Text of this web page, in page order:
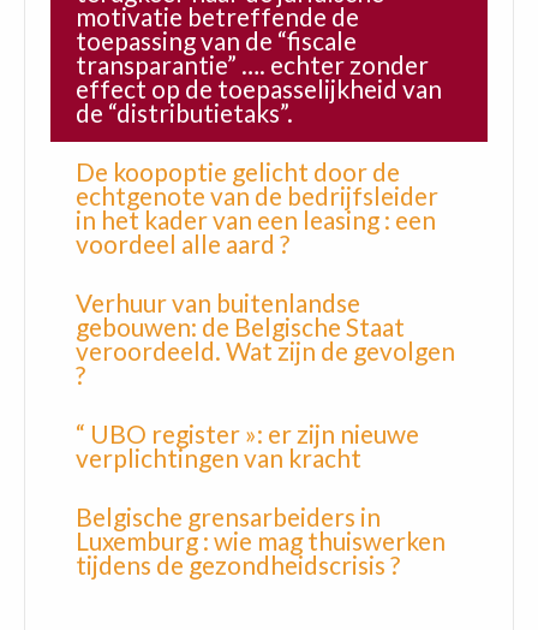
motivatie betreffende de
toepassing van de “fiscale
transparantie” …. echter zonder
effect op de toepasselijkheid van
de “distributietaks”.
De koopoptie gelicht door de
echtgenote van de bedrijfsleider
in het kader van een leasing : een
voordeel alle aard ?
Verhuur van buitenlandse
gebouwen: de Belgische Staat
veroordeeld. Wat zijn de gevolgen
?
“ UBO register »: er zijn nieuwe
verplichtingen van kracht
Belgische grensarbeiders in
Luxemburg : wie mag thuiswerken
tijdens de gezondheidscrisis ?